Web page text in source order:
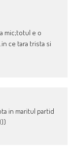
mic;totul e o
ce tara trista si
in maritul partid